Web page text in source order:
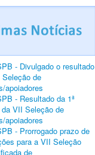
- Divulgado o resultado
de
apoiadores
- Resultado da 1ª
da VII Seleção de
apoiadores
- Prorrogado prazo de
para a VII Seleção
de